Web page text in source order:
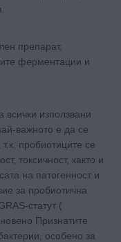
препарат,
ферментации и
всички използвани
важното е да се
пробиотиците се
токсичност, както и
на патогенност и
за пробиотична
статут (
Признатите
особено за